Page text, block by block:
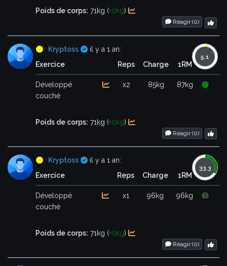
Poids de corps: 71kg (+0kg)
Réagir (0)
Kryptoss Certifié
il y a 1 an:
Exercice
Reps Charge 1RM
Développé
couché
x2 85kg 87kg
Poids de corps: 71kg (+0kg)
Réagir (0)
Kryptoss Certifié
il y a 1 an:
Exercice
Reps Charge 1RM
Développé
couché
x1 96kg 96kg
Poids de corps: 71kg (+0kg)
Réagir (0)